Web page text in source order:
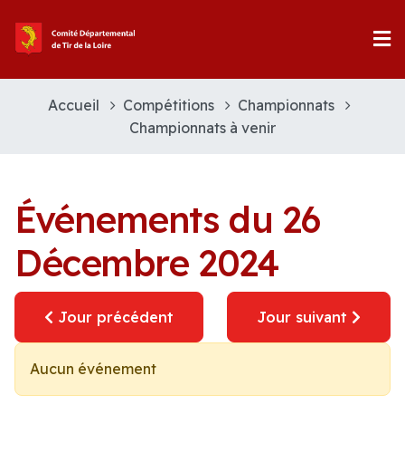
Accueil Compétitions
Championnats
Championnats à venir
Événements du 26
Décembre 2024
Jour précédent Jour suivant
Aucun événement